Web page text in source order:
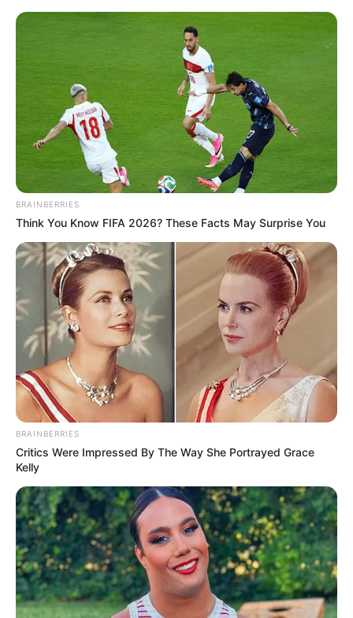
BRAINBERRIES
Think You Know FIFA 2026? These Facts May Surprise You
BRAINBERRIES
Critics Were Impressed By The Way She Portrayed Grace
Kelly